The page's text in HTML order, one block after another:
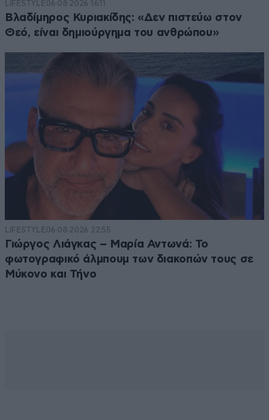
LIFESTYLE06·08·2026 16:11
Βλαδίμηρος Κυριακίδης: «Δεν πιστεύω στον
Θεό, είναι δημιούργημα του ανθρώπου»
LIFESTYLE06·08·2026 22:55
Γιώργος Λιάγκας – Μαρία Αντωνά: Το
φωτογραφικό άλμπουμ των διακοπών τους σε
Μύκονο και Τήνο